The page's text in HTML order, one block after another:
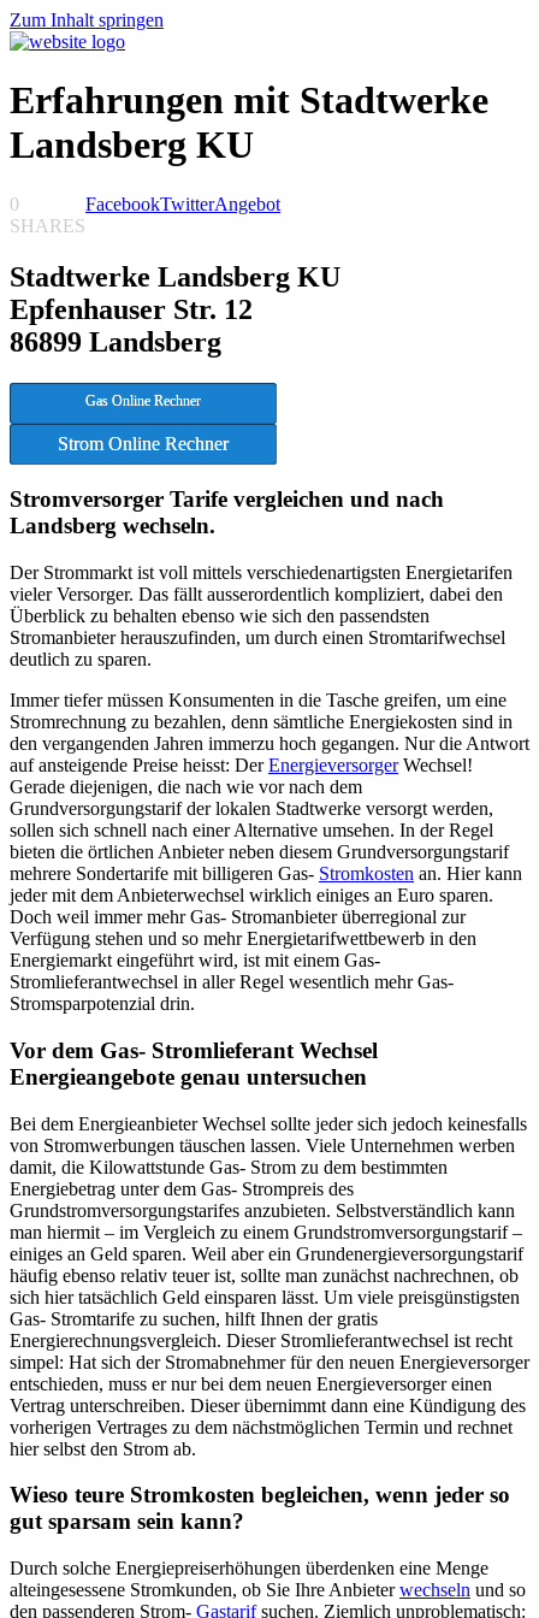
Zum Inhalt springen
Erfahrungen mit Stadtwerke
Landsberg KU
0
SHARES
FacebookTwitterAngebot
Stadtwerke Landsberg KU
Epfenhauser Str. 12
86899 Landsberg
Gas Online Rechner
Strom Online Rechner
Stromversorger Tarife vergleichen und nach
Landsberg wechseln.
Der Strommarkt ist voll mittels verschiedenartigsten Energietarifen
vieler Versorger. Das fällt ausserordentlich kompliziert, dabei den
Überblick zu behalten ebenso wie sich den passendsten
Stromanbieter herauszufinden, um durch einen Stromtarifwechsel
deutlich zu sparen.
Immer tiefer müssen Konsumenten in die Tasche greifen, um eine
Stromrechnung zu bezahlen, denn sämtliche Energiekosten sind in
den vergangenden Jahren immerzu hoch gegangen. Nur die Antwort
auf ansteigende Preise heisst: DerEnergieversorgerWechsel!
Gerade diejenigen, die nach wie vor nach dem
Grundversorgungstarif der lokalen Stadtwerke versorgt werden,
sollen sich schnell nach einer Alternative umsehen. In der Regel
bieten die örtlichen Anbieter neben diesem Grundversorgungstarif
mehrere Sondertarife mit billigeren Gas- Stromkosten an. Hier kann
jeder mit dem Anbieterwechsel wirklich einiges an Euro sparen.
Doch weil immer mehr Gas- Stromanbieter überregional zur
Verfügung stehen und so mehr Energietarifwettbewerb in den
Energiemarkt eingeführt wird, ist mit einem Gas-
Stromlieferantwechsel in aller Regel wesentlich mehr Gas-
Stromsparpotenzial drin.
Vor dem Gas- Stromlieferant Wechsel
Energieangebote genau untersuchen
Bei dem Energieanbieter Wechsel sollte jeder sich jedoch keinesfalls
von Stromwerbungen täuschen lassen. Viele Unternehmen werben
damit, die Kilowattstunde Gas- Strom zu dem bestimmten
Energiebetrag unter dem Gas- Strompreis des
Grundstromversorgungstarifes anzubieten. Selbstverständlich kann
man hiermit – im Vergleich zu einem Grundstromversorgungstarif –
einiges an Geld sparen. Weil aber ein Grundenergieversorgungstarif
häufig ebenso relativ teuer ist, sollte man zunächst nachrechnen, ob
sich hier tatsächlich Geld einsparen lässt. Um viele preisgünstigsten
Gas- Stromtarife zu suchen, hilft Ihnen der gratis
Energierechnungsvergleich. Dieser Stromlieferantwechsel ist recht
simpel: Hat sich der Stromabnehmer für den neuen Energieversorger
entschieden, muss er nur bei dem neuen Energieversorger einen
Vertrag unterschreiben. Dieser übernimmt dann eine Kündigung des
vorherigen Vertrages zu dem nächstmöglichen Termin und rechnet
hier selbst den Strom ab.
Wieso teure Stromkosten begleichen, wenn jeder so
gut sparsam sein kann?
Durch solche Energiepreiserhöhungen überdenken eine Menge
alteingesessene Stromkunden, ob Sie Ihre Anbieterwechseln und so
den passenderen Strom- Gastarifsuchen. Ziemlich unproblematisch: